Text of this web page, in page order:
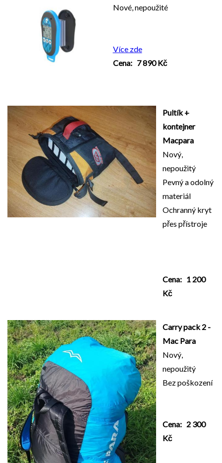
Nové, nepoužité
Více zde
Cena: 7 890 Kč
Pultík +
kontejner
Macpara
Nový,
nepoužitý
Pevný a odolný
materiál
Ochranný kryt
přes přístroje
Cena: 1 200
Kč
Carry pack 2 -
Mac Para
Nový,
nepoužitý
Bez poškození
Cena: 2 300
Kč